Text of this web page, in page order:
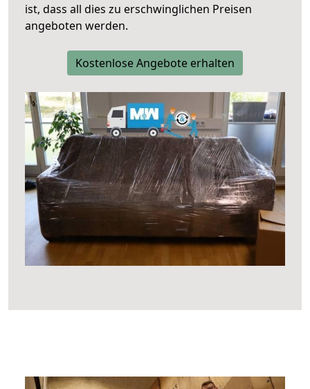
ist, dass all dies zu erschwinglichen Preisen
angeboten werden.
Kostenlose Angebote erhalten